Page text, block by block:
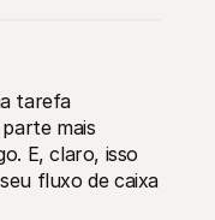
tarefa
mais
E, claro, isso
fluxo de caixa